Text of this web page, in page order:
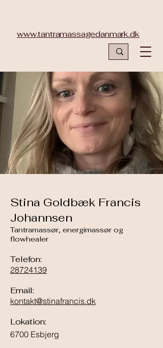
www.tantramassagedanmark.dk
Stina Goldbæk Francis
Johannsen
Tantramassør, energimassør og
flowhealer
Telefon:
28724139
Email:
kontakt@stinafrancis.dk
Lokation:
6700 Esbjerg